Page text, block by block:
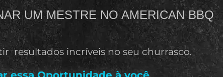
UM MESTRE NO AMERICAN BBQ
resultados incríveis no seu churrasco.